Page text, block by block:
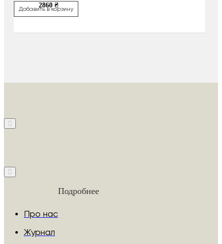
2860 ₴
Добавить в корзину
Подробнее
Про нас
Журнал